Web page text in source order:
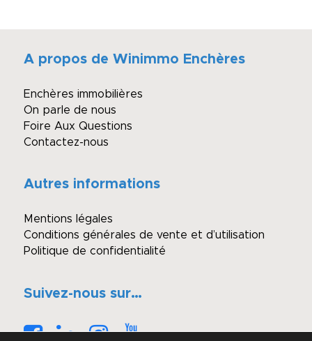
A propos de Winimmo Enchères
Enchères immobilières
On parle de nous
Foire Aux Questions
Contactez-nous
Autres informations
Mentions légales
Conditions générales de vente et d’utilisation
Politique de confidentialité
Suivez-nous sur…